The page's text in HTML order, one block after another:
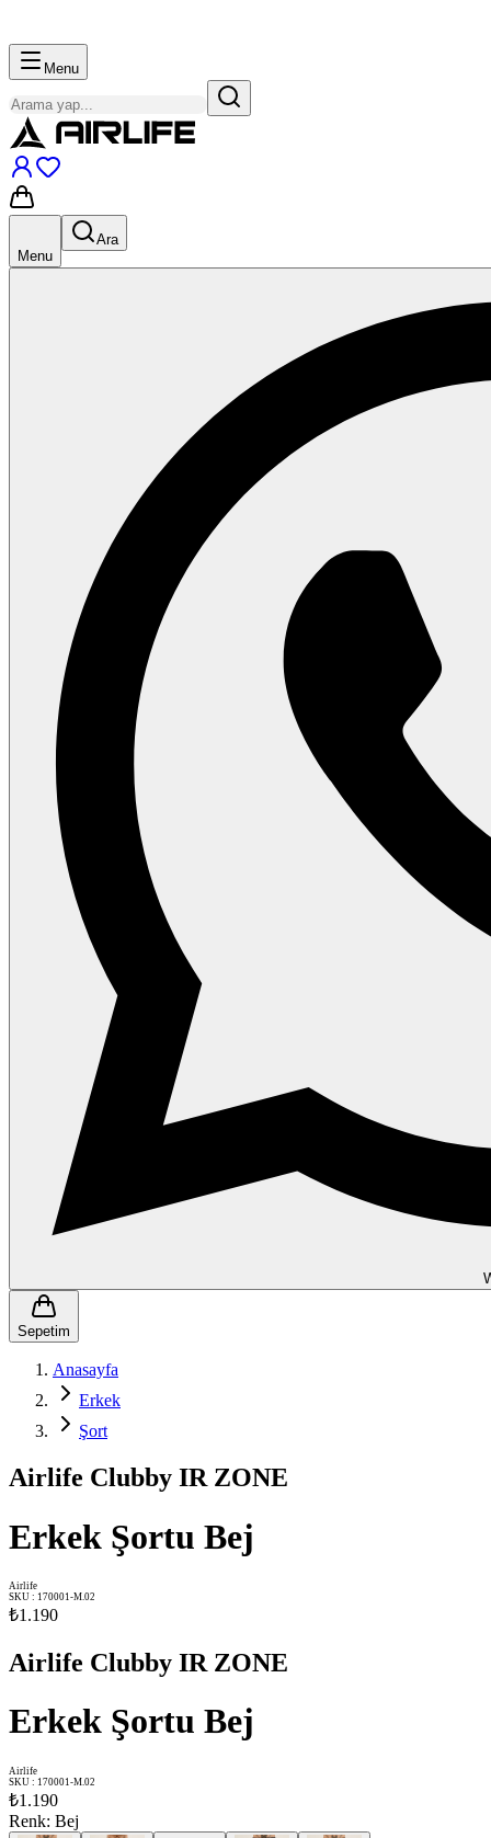
Menu
Menu
Ara
Sepetim
Anasayfa
Erkek
Şort
Airlife Clubby IR ZONE
Erkek Şortu Bej
Airlife
SKU : 170001-M.02
₺1.190
Airlife Clubby IR ZONE
Erkek Şortu Bej
Airlife
SKU : 170001-M.02
₺1.190
Renk: Bej